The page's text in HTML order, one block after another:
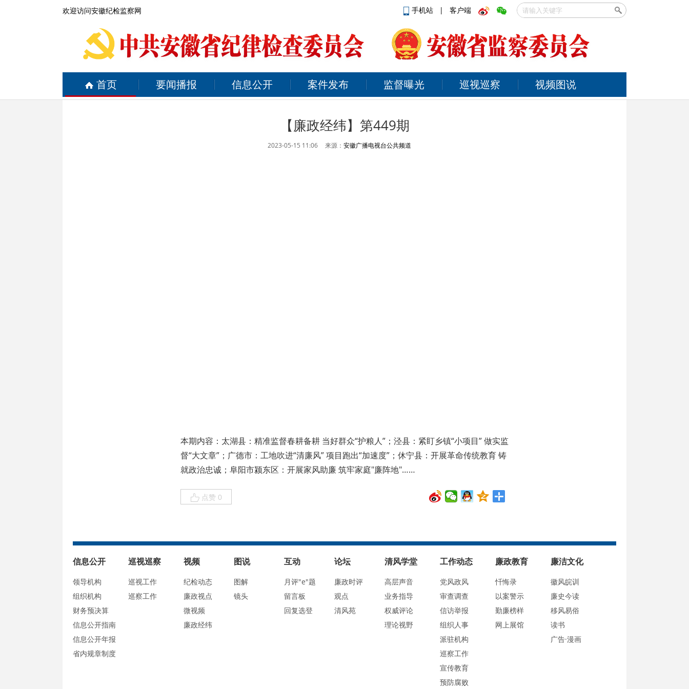
欢迎访问安徽纪检监察网 手机站 | 客户端
首页 要闻播报 信息公开 案件发布 监督曝光 巡视巡察 视频图说
【廉政经纬】第449期
2023-05-15 11:06 来源： 安徽广播电视台公共频道
本期内容：太湖县：精准监督春耕备耕 当好群众“护粮人”；泾县：紧盯乡镇“小项目” 做实监
督“大文章”；广德市：工地吹进“清廉风” 项目跑出“加速度”；休宁县：开展革命传统教育 铸
就政治忠诚；阜阳市颍东区：开展家风助廉 筑牢家庭"廉阵地"……
点赞 0
信息公开
领导机构
组织机构
财务预决算
信息公开指南
信息公开年报
省内规章制度
巡视巡察
巡视工作
巡察工作
视频
纪检动态
廉政视点
微视频
廉政经纬
图说
图解
镜头
互动
月评"e"题
留言板
回复选登
论坛
廉政时评
观点
清风苑
清风学堂
高层声音
业务指导
权威评论
理论视野
工作动态
党风政风
审查调查
信访举报
组织人事
派驻机构
巡察工作
宣传教育
预防腐败
廉政教育
忏悔录
以案警示
勤廉榜样
网上展馆
廉洁文化
徽风皖训
廉史今读
移风易俗
读书
广告·漫画